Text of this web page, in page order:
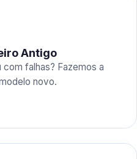
Antigo
falhas? Fazemos a
novo.